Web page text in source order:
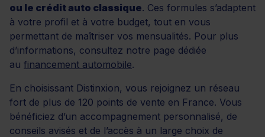
ou le crédit auto classique. Ces formules s’adaptent
à votre profil et à votre budget, tout en vous
permettant de maîtriser vos mensualités. Pour plus
d’informations, consultez notre page dédiée
au financement automobile.
En choisissant Distinxion, vous rejoignez un réseau
fort de plus de 120 points de vente en France. Vous
bénéficiez d’un accompagnement personnalisé, de
conseils avisés et de l’accès à un large choix de